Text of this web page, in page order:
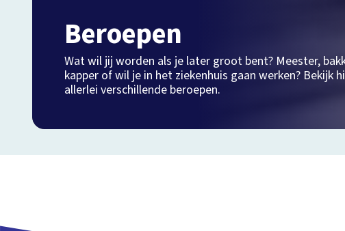
Beroepen
Wat wil jij worden als je later groot bent? Meester,
kapper of wil je in het ziekenhuis gaan werken? Bekijk
allerlei verschillende beroepen.